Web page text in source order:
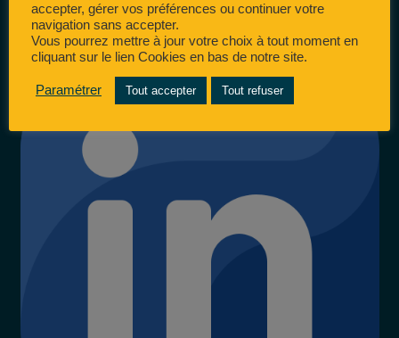
accepter, gérer vos préférences ou continuer votre
navigation sans accepter.
Vous pourrez mettre à jour votre choix à tout moment en
cliquant sur le lien Cookies en bas de notre site.
Paramétrer Tout accepter Tout refuser